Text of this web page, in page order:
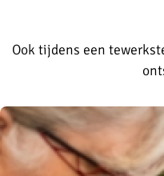
Ook tijdens een